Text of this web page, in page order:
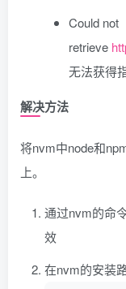
Could not
retrieve
无法获得
解决方法
将nvm中node和
上。
通过nvm的命
效
在nvm的安装